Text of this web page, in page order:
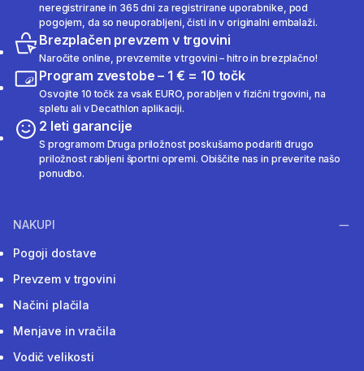
neregistrirane in 365 dni za registrirane uporabnike, pod
pogojem, da so neuporabljeni, čisti in v originalni embalaži.
Brezplačen prevzem v trgovini
Naročite online, prevzemite v trgovini – hitro in brezplačno!
Program zvestobe – 1 € = 10 točk
Osvojite 10 točk za vsak EURO, porabljen v fizični trgovini, na
spletu ali v Decathlon aplikaciji.
2 leti garancije
S programom Druga priložnost poskušamo podariti drugo
priložnost rabljeni športni opremi. Obiščite nas in preverite našo
ponudbo.
NAKUPI
Pogoji dostave
Prevzem v trgovini
Načini plačila
Menjave in vračila
Vodič velikosti